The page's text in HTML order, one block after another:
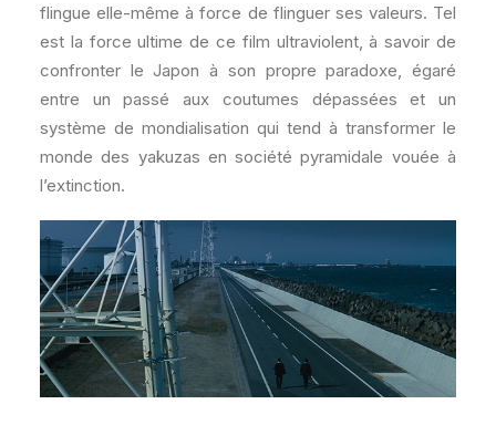
flingue elle-même à force de flinguer ses valeurs. Tel
est la force ultime de ce film ultraviolent, à savoir de
confronter le Japon à son propre paradoxe, égaré
entre un passé aux coutumes dépassées et un
système de mondialisation qui tend à transformer le
monde des yakuzas en société pyramidale vouée à
l’extinction.